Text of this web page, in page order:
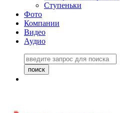
Ступеньки
Фото
Компании
Видео
Аудио